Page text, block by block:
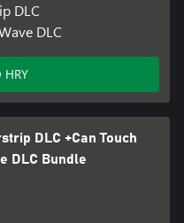
DLC
DLC
HRY
DLC +Can Touch
DLC Bundle